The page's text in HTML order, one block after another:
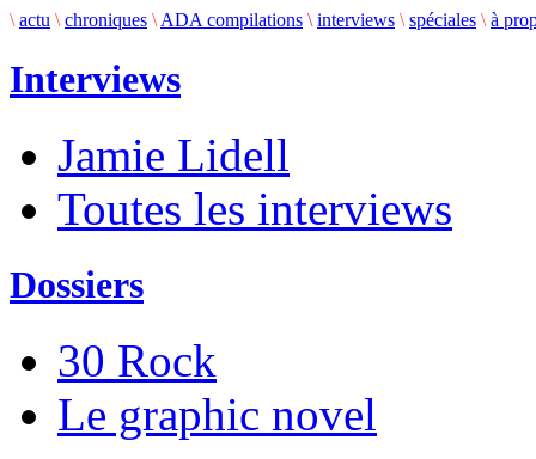
\ actu \ chroniques \ ADA compilations \ interviews \ spéciales \ à
Interviews
Jamie Lidell
Toutes les interviews
Dossiers
30 Rock
Le graphic novel